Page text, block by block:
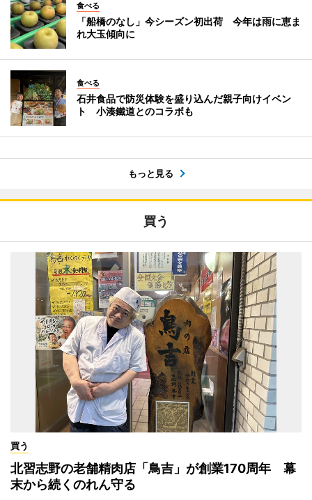
食べる
「船橋のなし」今シーズン初出荷 今年は雨に恵ま
れ大玉傾向に
食べる
石井食品で防災体験を盛り込んだ親子向けイベン
ト 小湊鐵道とのコラボも
もっと見る
買う
買う
北習志野の老舗精肉店「鳥吉」が創業170周年 幕
末から続くのれん守る